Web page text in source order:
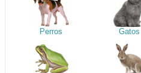
Perros Gatos